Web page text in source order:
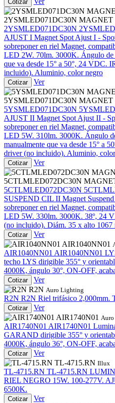
Cotizar
2YSMLED071DC30N MAGNET
2YSMLED071DC30N
AJUST I Magnet Spot Ajust I -
sobreponer en riel Magnet,
LED 2W. 70lm. 3000K. Ángulo de
que va desde 15° a 50°, 24 VDC.
incluido). Aluminio, color negro
Cotizar Ver
5YSMLED071DC30N MAGNET
5YSMLED071DC30N
AJUST II Magnet Spot Ajust II -
sobreponer en riel Magnet,
LED 5W. 310lm. 3000K. Ángulo
manualmente que va desde 15° a
driver (no incluido). Aluminio,
Cotizar Ver
5CTLMLED072DC30N
5CTLMLED072DC30N
SUSPEND CIL II Magnet
sobreponer en riel Magnet,
LED 5W. 330lm. 3000K. 38º, 24
(no incluido). Diám. 35 x alto
Cotizar
Ver
AIR1040NN01
AIR1040NN01 AIR1040NN01
techo LYS dirigible 355° y
4000K, ángulo 30°, ON-OFF,
Cotizar
Ver
R2N Auro Lighting
R2N R2N Riel trifásico 2,000mm.
Cotizar
Ver
AIR1740N01
AIR1740N01 AIR1740N01
GARAND dirigible 355° y
4000K, ángulo 36°, ON-OFF,
Cotizar
Ver
TL-4715.RN Illux
TL-4715.RN TL-4715.RN
RIEL NEGRO 15W. 100-277V.
6500K.
Cotizar
Ver